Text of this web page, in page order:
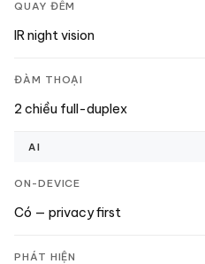
QUAY ĐÊM
IR night vision
ĐÀM THOẠI
2 chiều full-duplex
AI
ON-DEVICE
Có — privacy first
PHÁT HIỆN